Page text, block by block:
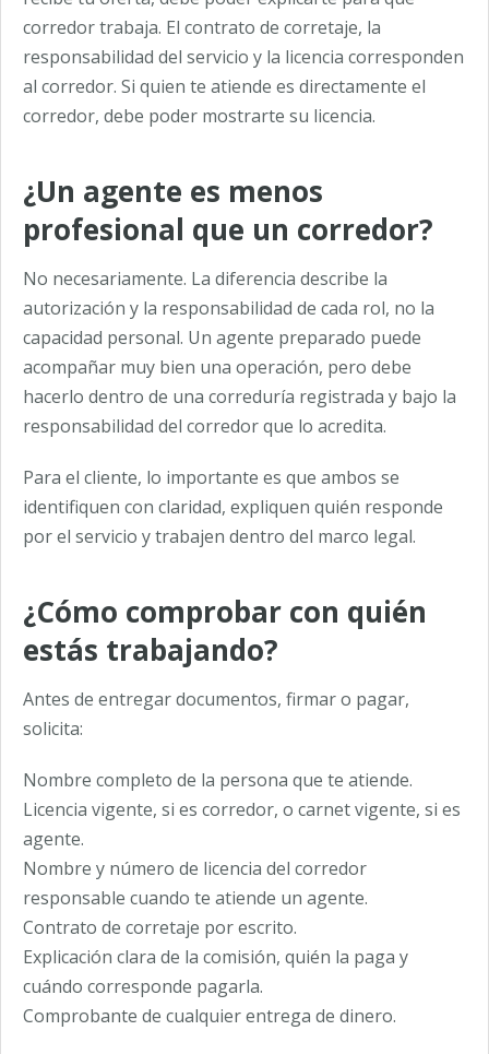
corredor trabaja. El contrato de corretaje, la
responsabilidad del servicio y la licencia corresponden
al corredor. Si quien te atiende es directamente el
corredor, debe poder mostrarte su licencia.
¿Un agente es menos
profesional que un corredor?
No necesariamente. La diferencia describe la
autorización y la responsabilidad de cada rol, no la
capacidad personal. Un agente preparado puede
acompañar muy bien una operación, pero debe
hacerlo dentro de una correduría registrada y bajo la
responsabilidad del corredor que lo acredita.
Para el cliente, lo importante es que ambos se
identifiquen con claridad, expliquen quién responde
por el servicio y trabajen dentro del marco legal.
¿Cómo comprobar con quién
estás trabajando?
Antes de entregar documentos, firmar o pagar,
solicita:
Nombre completo de la persona que te atiende.
Licencia vigente, si es corredor, o carnet vigente, si es
agente.
Nombre y número de licencia del corredor
responsable cuando te atiende un agente.
Contrato de corretaje por escrito.
Explicación clara de la comisión, quién la paga y
cuándo corresponde pagarla.
Comprobante de cualquier entrega de dinero.